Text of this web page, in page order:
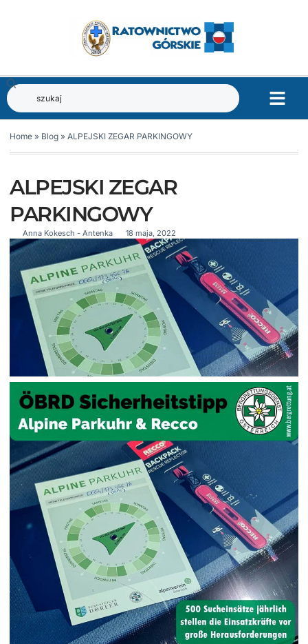
Home » Blog » ALPEJSKI ZEGAR PARKINGOWY
ALPEJSKI ZEGAR
PARKINGOWY
Anna Kokesch - Antenka 18 maja, 2022